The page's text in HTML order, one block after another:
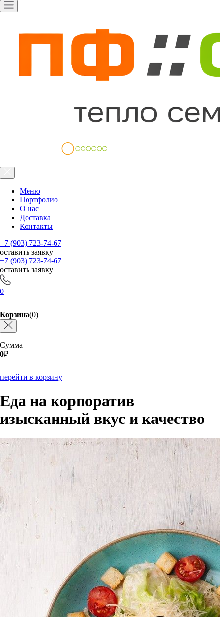
Меню
Портфолио
О нас
Доставка
Контакты
+7 (903) 723-74-67
оставить заявку
+7 (903) 723-74-67
оставить заявку
0
Корзина(0)
Сумма
0₽
перейти в корзину
Еда на корпоратив
изысканный вкус и качество